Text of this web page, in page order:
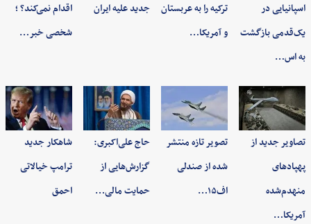
اسپانیایی در
یک‌قدمی بازگشت
به اس…
ترکیه را به عربستان
و آمریکا…
جدید علیه ایران
اقدام نمی‌کند؟ ؛
شخصی خبر…
تصاویر جدید از
پهپادهای
منهدم‌شده
آمریکا…
تصویر تازه منتشر
شده از صندلی
اف۱۵…
حاج علی‌اکبری:
گزارش‌هایی از
حمایت مالی…
شاهکار جدید
ترامپ خیالاتی
احمق